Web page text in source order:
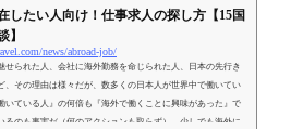
したい人向け！仕事求人の探し方【15国
】
news/abroad-job/
せられた人、会社に海外勤務を命じられた人、日本の先行き
、その理由は様々だが、数多くの日本人が世界中で働いてい
いている人』の何倍も『海外で働くことに興味があった』で
るのも事実だ（何のアクションも取らず）。少しでも海外に